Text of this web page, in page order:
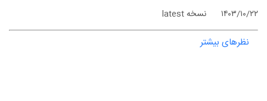
۱۴۰۳/۱۰/۲۲ نسخه latest
نظرهای بیشتر